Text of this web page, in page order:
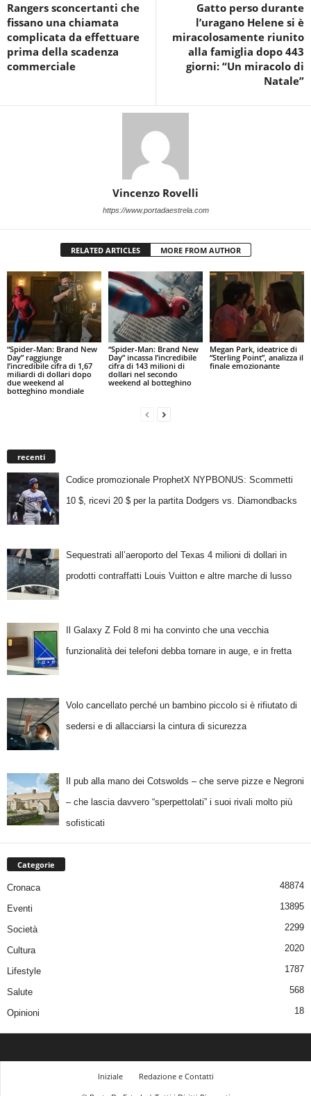
Rangers sconcertanti che
fissano una chiamata
complicata da effettuare
prima della scadenza
commerciale
Gatto perso durante
l’uragano Helene si è
miracolosamente riunito
alla famiglia dopo 443
giorni: “Un miracolo di
Natale”
Vincenzo Rovelli
https://www.portadaestrela.com
RELATED ARTICLES MORE FROM AUTHOR
“Spider-Man: Brand New
Day” raggiunge
l’incredibile cifra di 1,67
miliardi di dollari dopo
due weekend al
botteghino mondiale
“Spider-Man: Brand New
Day” incassa l’incredibile
cifra di 143 milioni di
dollari nel secondo
weekend al botteghino
Megan Park, ideatrice di
“Sterling Point”, analizza il
finale emozionante
recenti
Codice promozionale ProphetX NYPBONUS: Scommetti
10 $, ricevi 20 $ per la partita Dodgers vs. Diamondbacks
Sequestrati all’aeroporto del Texas 4 milioni di dollari in
prodotti contraffatti Louis Vuitton e altre marche di lusso
Il Galaxy Z Fold 8 mi ha convinto che una vecchia
funzionalità dei telefoni debba tornare in auge, e in fretta
Volo cancellato perché un bambino piccolo si è rifiutato di
sedersi e di allacciarsi la cintura di sicurezza
Il pub alla mano dei Cotswolds – che serve pizze e Negroni
– che lascia davvero “sperpettolati” i suoi rivali molto più
sofisticati
Categorie
Cronaca 48874
Eventi 13895
Società 2299
Cultura 2020
Lifestyle 1787
Salute 568
Opinioni 18
Iniziale
Redazione e Contatti